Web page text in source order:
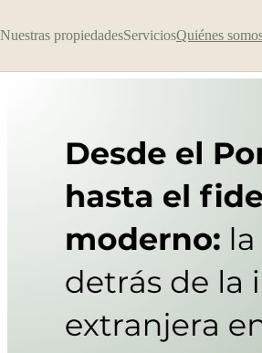
Nuestras propiedadesServiciosQuiénes